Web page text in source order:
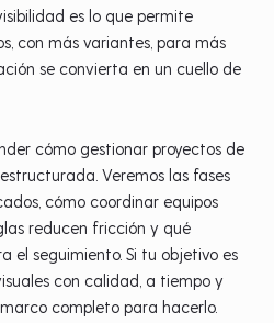
es lo que permite
con más variantes, para más
se convierta en un cuello de
cómo gestionar proyectos de
Veremos las fases
cómo coordinar equipos
reducen fricción y qué
el seguimiento. Si tu objetivo es
con calidad, a tiempo y
completo para hacerlo.